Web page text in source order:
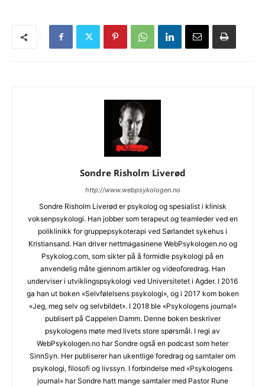
Sondre Risholm Liverød
http://www.webpsykologen.no
Sondre Risholm Liverød er psykolog og spesialist i klinisk
voksenpsykologi. Han jobber som terapeut og teamleder ved en
poliklinikk for gruppepsykoterapi ved Sørlandet sykehus i
Kristiansand. Han driver nettmagasinene WebPsykologen.no og
Psykolog.com, som sikter på å formidle psykologi på en
anvendelig måte gjennom artikler og videoforedrag. Han
underviser i utviklingspsykologi ved Universitetet i Agder. I 2016
ga han ut boken «Selvfølelsens psykologi», og i 2017 kom boken
«Jeg, meg selv og selvbildet». I 2018 ble «Psykologens journal»
publisert på Cappelen Damm. Denne boken beskriver
psykologens møte med livets store spørsmål. I regi av
WebPsykologen.no har Sondre også en podcast som heter
SinnSyn. Her publiserer han ukentlige foredrag og samtaler om
psykologi, filosofi og livssyn. I forbindelse med «Psykologens
journal» har Sondre hatt mange samtaler med Pastor Rune